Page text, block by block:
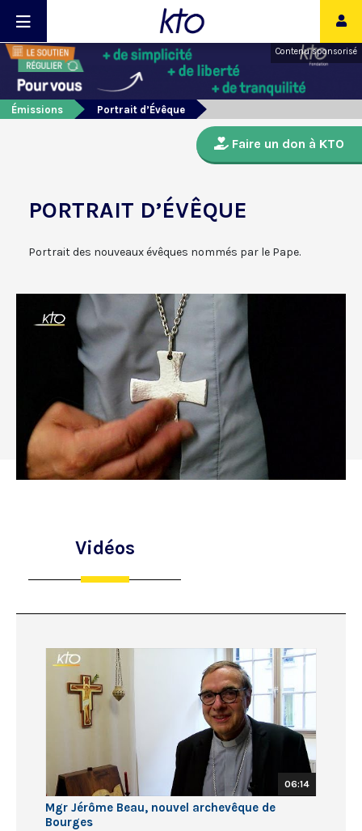
Contenu sponsorisé
Émissions Portrait d’Évêque
Faire un don à KTO
PORTRAIT D’ÉVÊQUE
Portrait des nouveaux évêques nommés par le Pape.
Vidéos
06:14
Mgr Jérôme Beau, nouvel archevêque de
Bourges